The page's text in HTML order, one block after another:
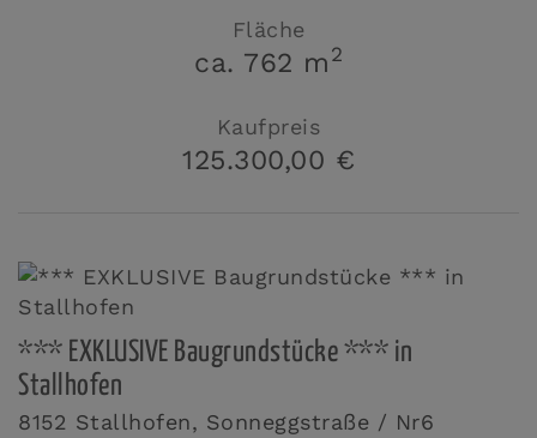
Fläche
ca. 762 m 2
Kaufpreis
125.300,00 €
*** EXKLUSIVE Baugrundstücke *** in
Stallhofen
8152 Stallhofen, Sonneggstraße / Nr6